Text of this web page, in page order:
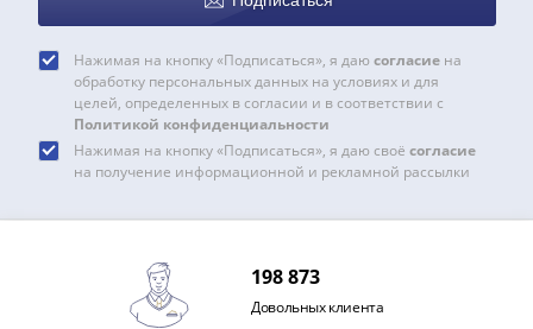
Нажимая на кнопку «Подписаться», я даю согласиена
обработку персональных данных на условиях и для
целей, определенных в согласии и в соответствии с
Политикой конфиденциальности
Нажимая на кнопку «Подписаться», я даю своё согласие
на получение информационной и рекламной рассылки
198 873
Довольных клиента